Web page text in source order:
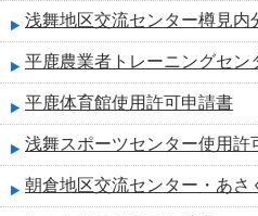
浅舞地区交流センター樽見内
平鹿農業者トレーニングセン
平鹿体育館使用許可申請書
浅舞スポーツセンター使用許
朝倉地区交流センター・あさ